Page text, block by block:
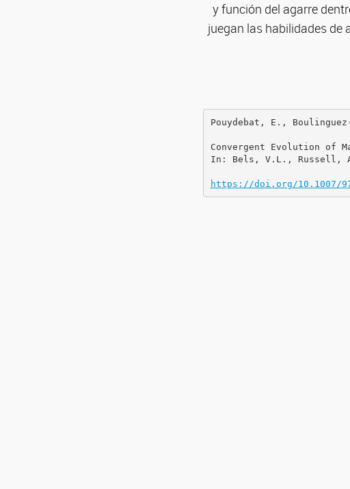
y función del agarre
juegan las habilidades
Pouydebat, E.,
Convergent Evolution of
In: Bels, V.L., Russell,
https://doi.org/10.1007/